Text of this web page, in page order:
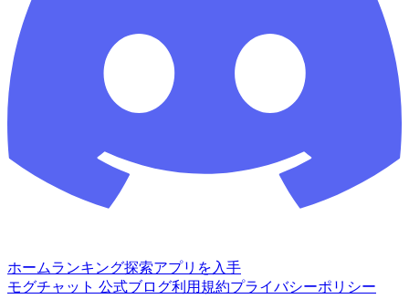
ホームランキング探索アプリを入手
モグチャット 公式ブログ利用規約プライバシーポリシー